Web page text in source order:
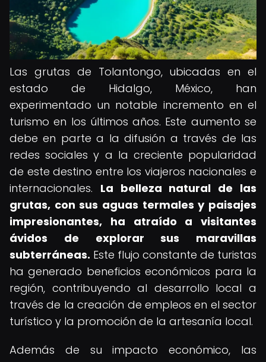
Las grutas de Tolantongo, ubicadas en el
estado de Hidalgo, México, han
experimentado un notable incremento en el
turismo en los últimos años. Este aumento se
debe en parte a la difusión a través de las
redes sociales y a la creciente popularidad
de este destino entre los viajeros nacionales e
internacionales. La belleza natural de las
grutas, con sus aguas termales y paisajes
impresionantes, ha atraído a visitantes
ávidos de explorar sus maravillas
subterráneas. Este flujo constante de turistas
ha generado beneficios económicos para la
región, contribuyendo al desarrollo local a
través de la creación de empleos en el sector
turístico y la promoción de la artesanía local.
Además de su impacto económico, las